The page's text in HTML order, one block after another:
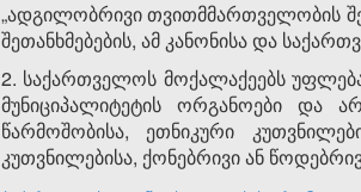
„ადგილობრივი თვითმმართველობის
შეთანხმებების, ამ კანონისა და
2. საქართველოს მოქალაქეებს
მუნიციპალიტეტის ორგანოები და
წარმოშობისა, ეთნიკური
კუთვნილებისა, ქონებრივი ან